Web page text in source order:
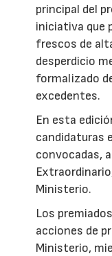
principal del
iniciativa que
frescos de
desperdicio
formalizado
excedentes.
En esta
candidaturas
convocadas,
Ministerio.
Los
acciones de
Ministerio,